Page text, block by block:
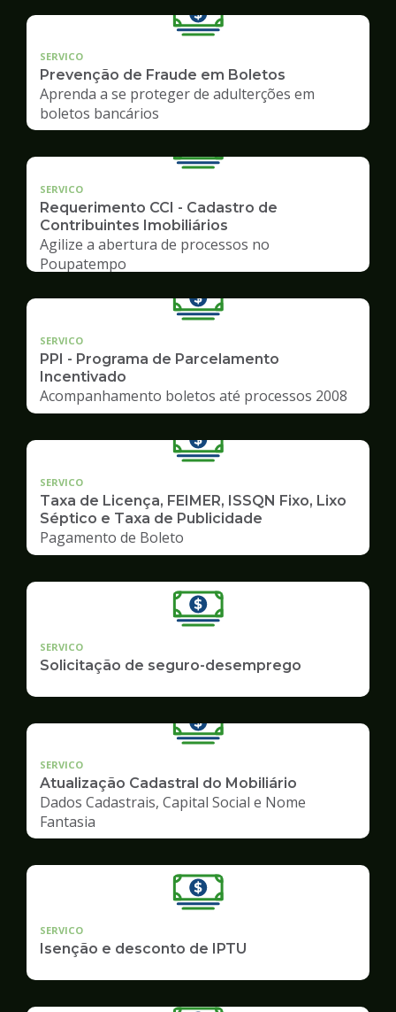
SERVICO
Prevenção de Fraude em Boletos
Aprenda a se proteger de adulterções em
boletos bancários
SERVICO
Requerimento CCI - Cadastro de
Contribuintes Imobiliários
Agilize a abertura de processos no
Poupatempo
SERVICO
PPI - Programa de Parcelamento
Incentivado
Acompanhamento boletos até processos 2008
SERVICO
Taxa de Licença, FEIMER, ISSQN Fixo, Lixo
Séptico e Taxa de Publicidade
Pagamento de Boleto
SERVICO
Solicitação de seguro-desemprego
SERVICO
Atualização Cadastral do Mobiliário
Dados Cadastrais, Capital Social e Nome
Fantasia
SERVICO
Isenção e desconto de IPTU